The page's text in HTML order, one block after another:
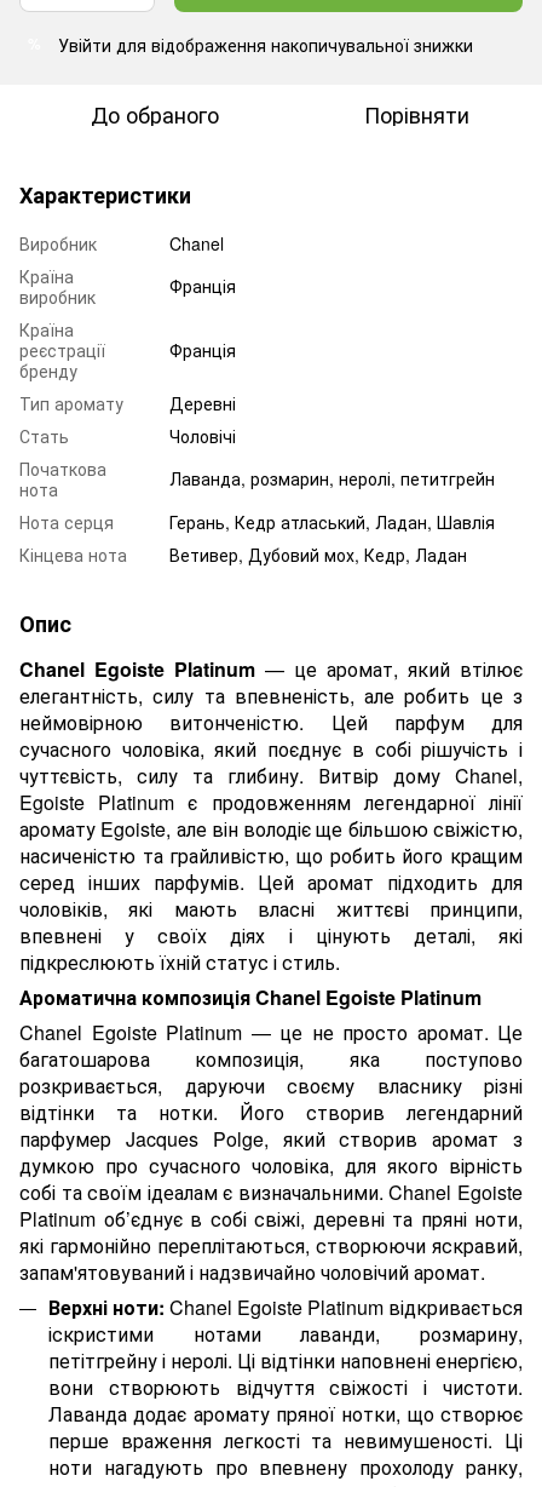
Увійти для відображення накопичувальної знижки
До обраного Порівняти
Характеристики
Виробник
Chanel
Країна
виробник
Франція
Країна
реєстрації
бренду
Франція
Тип аромату
Деревні
Стать
Чоловічі
Початкова
нота
Лаванда, розмарин, неролі, петитгрейн
Нота серця
Герань, Кедр атласький, Ладан, Шавлія
Кінцева нота
Ветивер, Дубовий мох, Кедр, Ладан
Опис
Chanel Egoiste Platinum — це аромат, який втілює
елегантність, силу та впевненість, але робить це з
неймовірною витонченістю. Цей парфум для
сучасного чоловіка, який поєднує в собі рішучість і
чуттєвість, силу та глибину. Витвір дому Chanel,
Egoiste Platinum є продовженням легендарної лінії
аромату Egoiste, але він володіє ще більшою свіжістю,
насиченістю та грайливістю, що робить його кращим
серед інших парфумів. Цей аромат підходить для
чоловіків, які мають власні життєві принципи,
впевнені у своїх діях і цінують деталі, які
підкреслюють їхній статус і стиль.
Ароматична композиція Chanel Egoiste Platinum
Chanel Egoiste Platinum — це не просто аромат. Це
багатошарова композиція, яка поступово
розкривається, даруючи своєму власнику різні
відтінки та нотки. Його створив легендарний
парфумер Jacques Polge, який створив аромат з
думкою про сучасного чоловіка, для якого вірність
собі та своїм ідеалам є визначальними. Chanel Egoiste
Platinum об’єднує в собі свіжі, деревні та пряні ноти,
які гармонійно переплітаються, створюючи яскравий,
запам'ятовуваний і надзвичайно чоловічий аромат.
Верхні ноти: Chanel Egoiste Platinum відкривається
іскристими нотами лаванди, розмарину,
петітгрейну і неролі. Ці відтінки наповнені енергією,
вони створюють відчуття свіжості і чистоти.
Лаванда додає аромату пряної нотки, що створює
перше враження легкості та невимушеності. Ці
ноти нагадують про впевнену прохолоду ранку,